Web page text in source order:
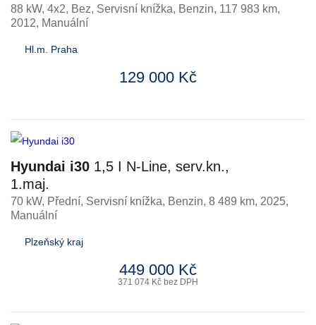
88 kW, 4x2, Bez, Servisní knížka, Benzin, 117 983 km,
2012, Manuální
Hl.m. Praha
129 000 Kč
Hyundai i30 1,5 I N-Line, serv.kn.,
1.maj.
70 kW, Přední, Servisní knížka, Benzin, 8 489 km, 2025,
Manuální
Plzeňský kraj
449 000 Kč
371 074 Kč bez DPH